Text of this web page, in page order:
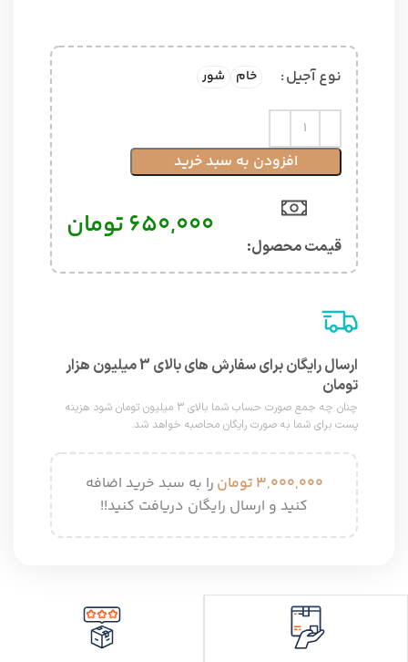
نوع آجیل خام شور
افزودن به سبد خرید
قیمت محصول:​
۶۵۰,۰۰۰ تومان
ارسال رایگان برای سفارش های بالای 3 میلیون هزار
تومان
چنان چه جمع صورت حساب شما بالای 3 میلیون تومان شود هزینه
پست برای شما به صورت رایگان محاصبه خواهد شد.
۳,۰۰۰,۰۰۰ تومان را به سبد خرید اضافه
کنید و ارسال رایگان دریافت کنید!!